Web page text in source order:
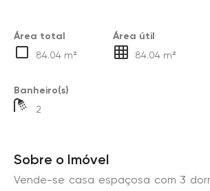
Área total
84.04 m²
Área útil
84.04 m²
Banheiro(s)
2
Sobre o Imóvel
Vende-se casa espaçosa com 3